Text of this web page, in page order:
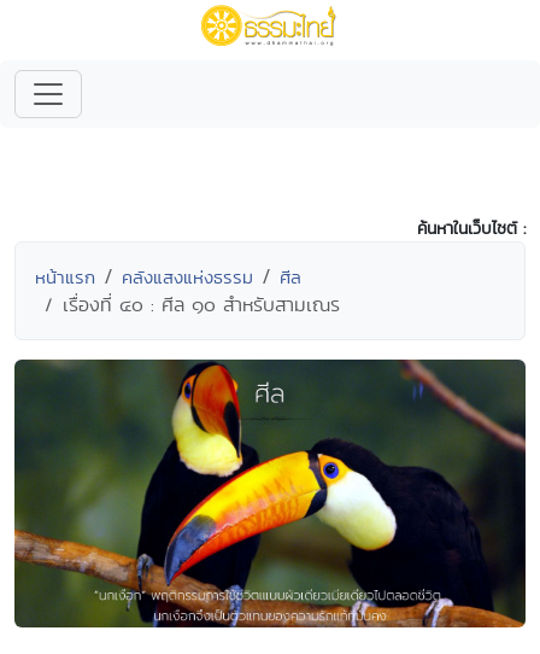
ค้นหาในเว็บไซต์ :
หน้าแรก คลังแสงแห่งธรรม ศีล
เรื่องที่ ๔๐ : ศีล ๑๐ สำหรับสามเณร